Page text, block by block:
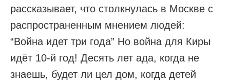
рассказывает, что столкнулась в Москве с
распространенным мнением людей:
“Война идет три года” Но война для Киры
идёт 10-й год! Десять лет ада, когда не
знаешь, будет ли цел дом, когда детей